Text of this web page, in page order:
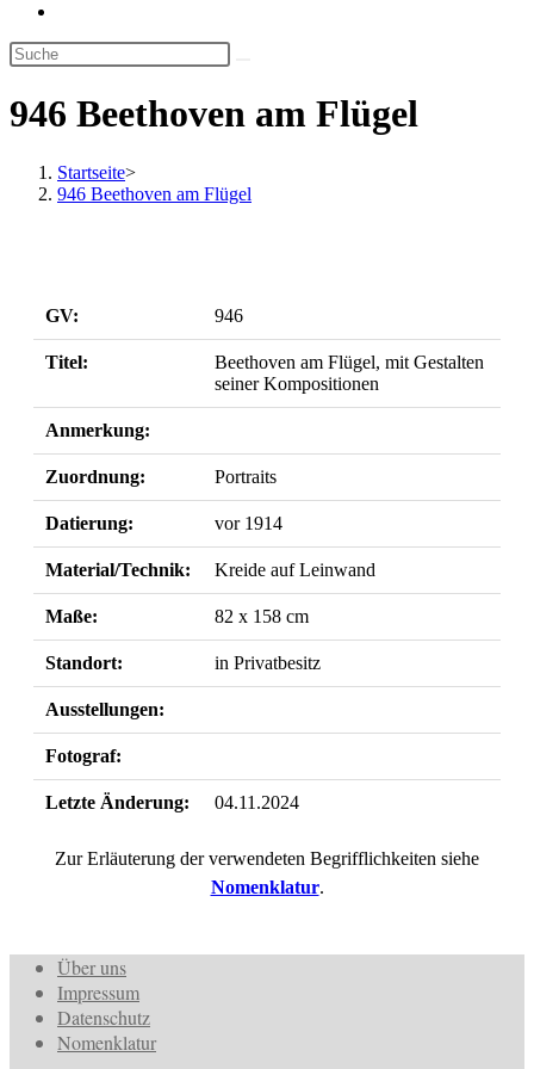
umschalten
946 Beethoven am Flügel
Startseite>
946 Beethoven am Flügel
GV: 946
Titel:
Beethoven am Flügel, mit Gestalten
seiner Kompositionen
Anmerkung:
Zuordnung: Portraits
Datierung: vor 1914
Material/Technik: Kreide auf Leinwand
Maße: 82 x 158 cm
Standort: in Privatbesitz
Ausstellungen:
Fotograf:
Letzte Änderung: 04.11.2024
Zur Erläuterung der verwendeten Begrifflichkeiten siehe
Nomenklatur.
Über uns
Impressum
Datenschutz
Nomenklatur